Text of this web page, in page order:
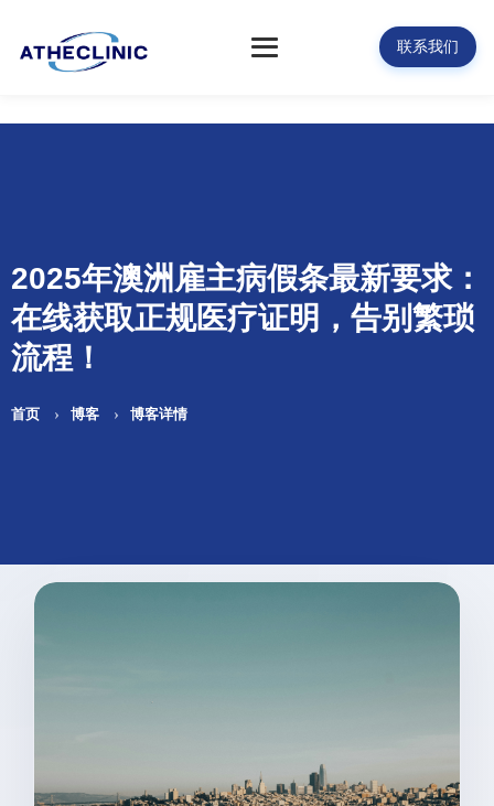
联系我们
2025年澳洲雇主病假条最新要求：
在线获取正规医疗证明，告别繁琐
流程！
首页 博客 博客详情